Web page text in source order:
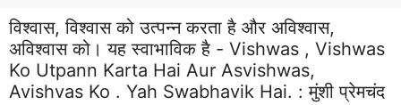
विश्वास, विश्वास को उत्पन्न करता है और अविश्वास,
अविश्वास को। यह स्वाभाविक है - Vishwas , Vishwas
Ko Utpann Karta Hai Aur Asvishwas,
Avishvas Ko . Yah Swabhavik Hai. :मुंशी प्रेमचंद